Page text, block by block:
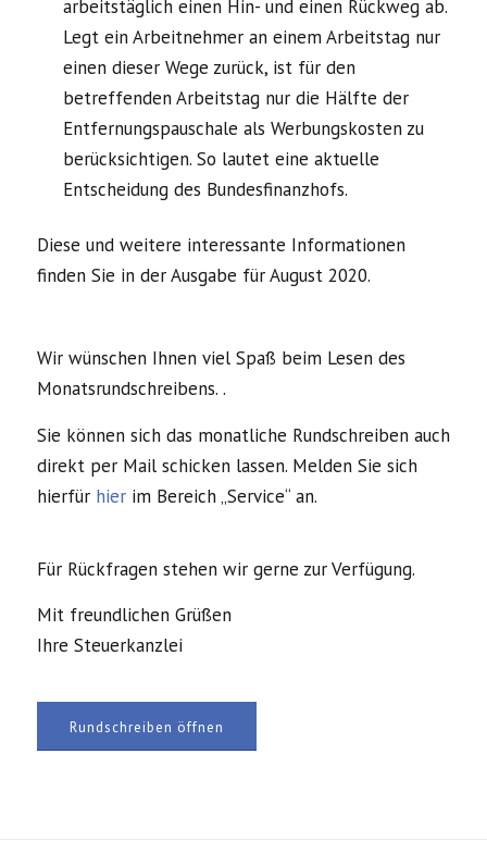
arbeitstäglich einen Hin- und einen Rückweg ab.
Legt ein Arbeitnehmer an einem Arbeitstag nur
einen dieser Wege zurück, ist für den
betreffenden Arbeitstag nur die Hälfte der
Entfernungspauschale als Werbungskosten zu
berücksichtigen. So lautet eine aktuelle
Entscheidung des Bundesfinanzhofs.
Diese und weitere interessante Informationen
finden Sie in der Ausgabe für August 2020.
Wir wünschen Ihnen viel Spaß beim Lesen des
Monatsrundschreibens. .
Sie können sich das monatliche Rundschreiben auch
direkt per Mail schicken lassen. Melden Sie sich
hierfür hierim Bereich „Service“ an.
Für Rückfragen stehen wir gerne zur Verfügung.
Mit freundlichen Grüßen
Ihre Steuerkanzlei
Rundschreiben öffnen